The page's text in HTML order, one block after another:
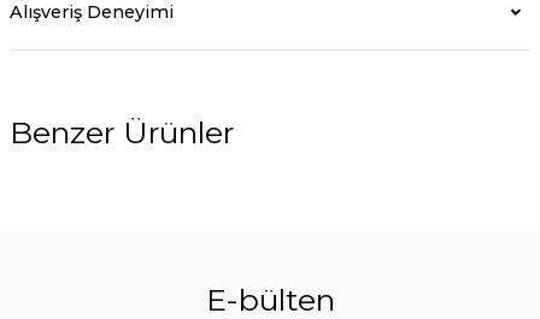
Alışveriş Deneyimi
Benzer Ürünler
E-bülten